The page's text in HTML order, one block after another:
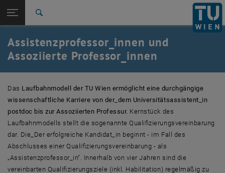
TU Login
Quicklinks
Quicklinks-Menü umschalten
Studium
International
Karriere
Zur 1. Menü Ebene
TU Wien
Zurück: Subseiten von Die wissenschaftliche Karriere an der TU Wien
Zurück zur letzten Ebene:
Die wissenschaftliche Karriere an der
TU Wien
Assistenzprofessor_in
Assistenzprofessor_innen und
Assoziierte Professor_innen
Das Laufbahnmodell der TU Wien ermöglicht eine durchgängige
wissenschaftliche Karriere von der_dem Universitätsassistent_in
postdoc bis zur Assoziierten Professur. Kernstück des
Laufbahnmodells stellt die sogenannte Qualifizierungsvereinbarung
dar. Die_Der erfolgreiche Kandidat_in beginnt - im Fall des
Abschlusses einer Qualifizierungsvereinbarung - als
„Assistenzprofessor_in“. Innerhalb von vier Jahren sind die
vereinbarten Qualifizierungsziele (inkl. Habilitation) regelmäßig zu